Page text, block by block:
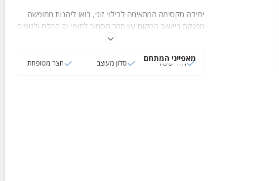
יחידה מקסימה המתאימה לבילוי זוגי, בואו ליהנות מחופשה
מפנקת ביישוב המקום עין תמר הסמוך לחופי ים המלח ולנופים
מאפייני המתחם
חדר שינה סלון מעוצב חצר מטופחת